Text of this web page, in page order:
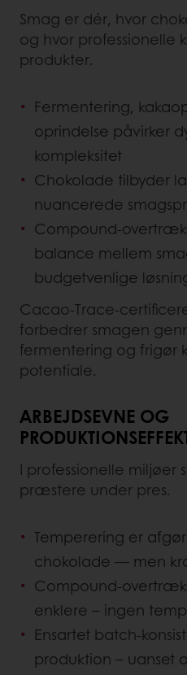
Smag er dér, hvor
og hvor professionelle
produkter.
Fermentering,
oprindelse påvirker
kompleksitet
Chokolade tilbyder
nuancerede
Compound-
balance mellem
budgetvenlige
Cacao-Trace-
forbedrer smagen
fermentering og frigør
potentiale.
ARBEJDSEVNE OG
I professionelle miljøer
præstere under pres.
Temperering er
chokolade — men
Compound-
enklere – ingen
Ensartet batch-
produktion – uanset